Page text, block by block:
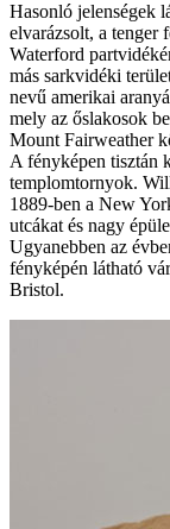
Hasonló jelenségek
elvarázsolt, a tenger
Waterford
más sarkvidéki
nevű amerikai
mely az őslakosok
Mount Fairweather
A fényképen tisztán
templomtornyok.
1889-ben a New
utcákat és nagy
Ugyanebben az
fényképén látható
Bristol.